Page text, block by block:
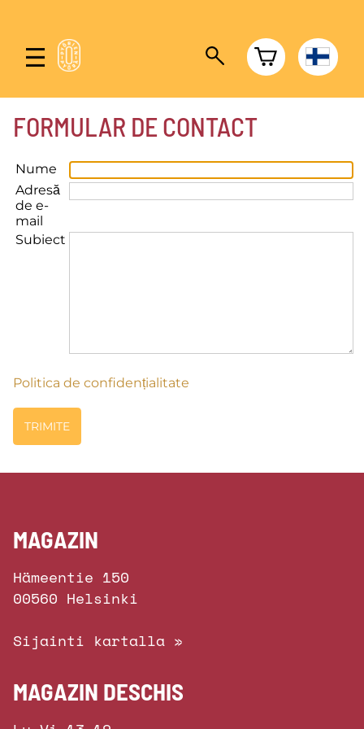
FORMULAR DE CONTACT
Nume
Adresă
de e-
mail
Subiect
Politica de confidențialitate
MAGAZIN
Hämeentie 150
00560 Helsinki
Sijainti kartalla »
MAGAZIN DESCHIS